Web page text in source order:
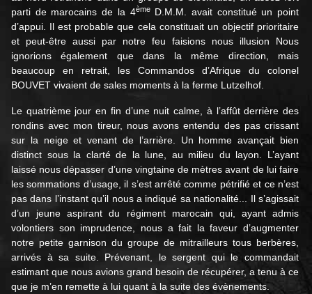
parti de marocains de la 4èmeD.M.M. avait constitué un point
d’appui. Il est probable que cela constituait un objectif prioritaire
et peut-être aussi par notre feu faisions nous illusion Nous
ignorions également que dans la même direction, mais
beaucoup en retrait, les Commandos d’Afrique du colonel
BOUVET vivaient de sales moments à la ferme Lutzelhof.
Le quatrième jour en fin d’une nuit calme, à l’affût derrière des
rondins avec mon tireur, nous avons entendu des pas crissant
sur la neige et venant de l’arrière. Un homme avançait bien
distinct sous la clarté de la lune, au milieu du layon. L’ayant
laissé nous dépasser d’une vingtaine de mètres avant de lui faire
les sommations d’usage, il s’est arrêté comme pétrifié et ce n’est
pas dans l’instant qu’il nous a indiqué sa nationalité... Il s’agissait
d’un jeune aspirant du régiment marocain qui, ayant admis
volontiers son imprudence, nous a fait la faveur d’augmenter
notre petite garnison du groupe de mitrailleurs tous berbères,
arrivés à sa suite. Prévenant, le sergent qui le commandait
estimant que nous avions grand besoin de récupérer, a tenu à ce
que je m’en remette à lui quant à la suite des évènements.